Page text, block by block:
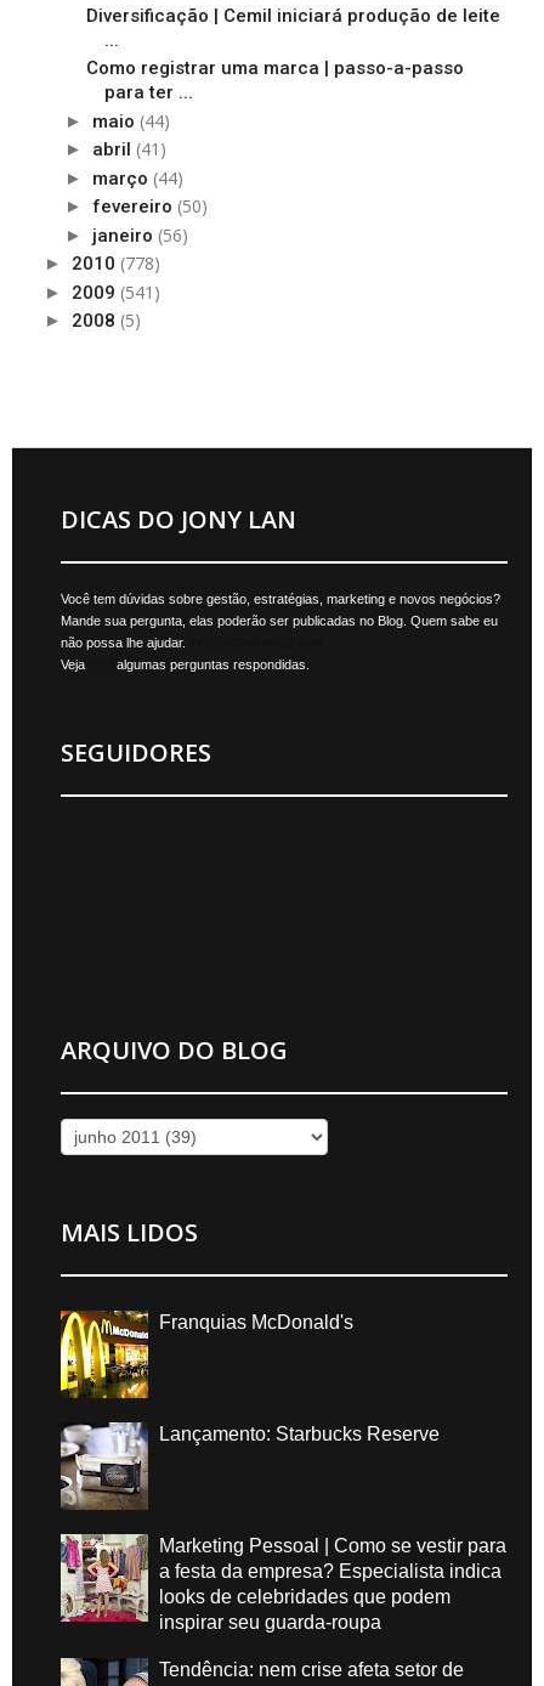
Diversificação | Cemil iniciará produção de leite
...
Como registrar uma marca | passo-a-passo
para ter ...
► maio (44)
► abril (41)
► março (44)
► fevereiro (50)
► janeiro (56)
► 2010 (778)
► 2009 (541)
► 2008 (5)
DICAS DO JONY LAN
Você tem dúvidas sobre gestão, estratégias, marketing e novos negócios?
Mande sua pergunta, elas poderão ser publicadas no Blog. Quem sabe eu
não possa lhe ajudar.
Veja
algumas perguntas respondidas.
SEGUIDORES
ARQUIVO DO BLOG
MAIS LIDOS
Franquias McDonald's
Lançamento: Starbucks Reserve
Marketing Pessoal | Como se vestir para
a festa da empresa? Especialista indica
looks de celebridades que podem
inspirar seu guarda-roupa
Tendência: nem crise afeta setor de